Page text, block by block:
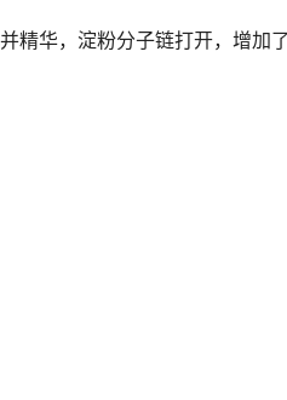
精华，淀粉分子链打开，增加